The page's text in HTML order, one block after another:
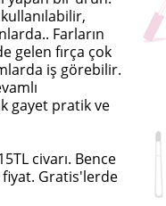
Farların
gelen fırça çok
iş görebilir.
gayet pratik ve
civarı. Bence
Gratis'lerde